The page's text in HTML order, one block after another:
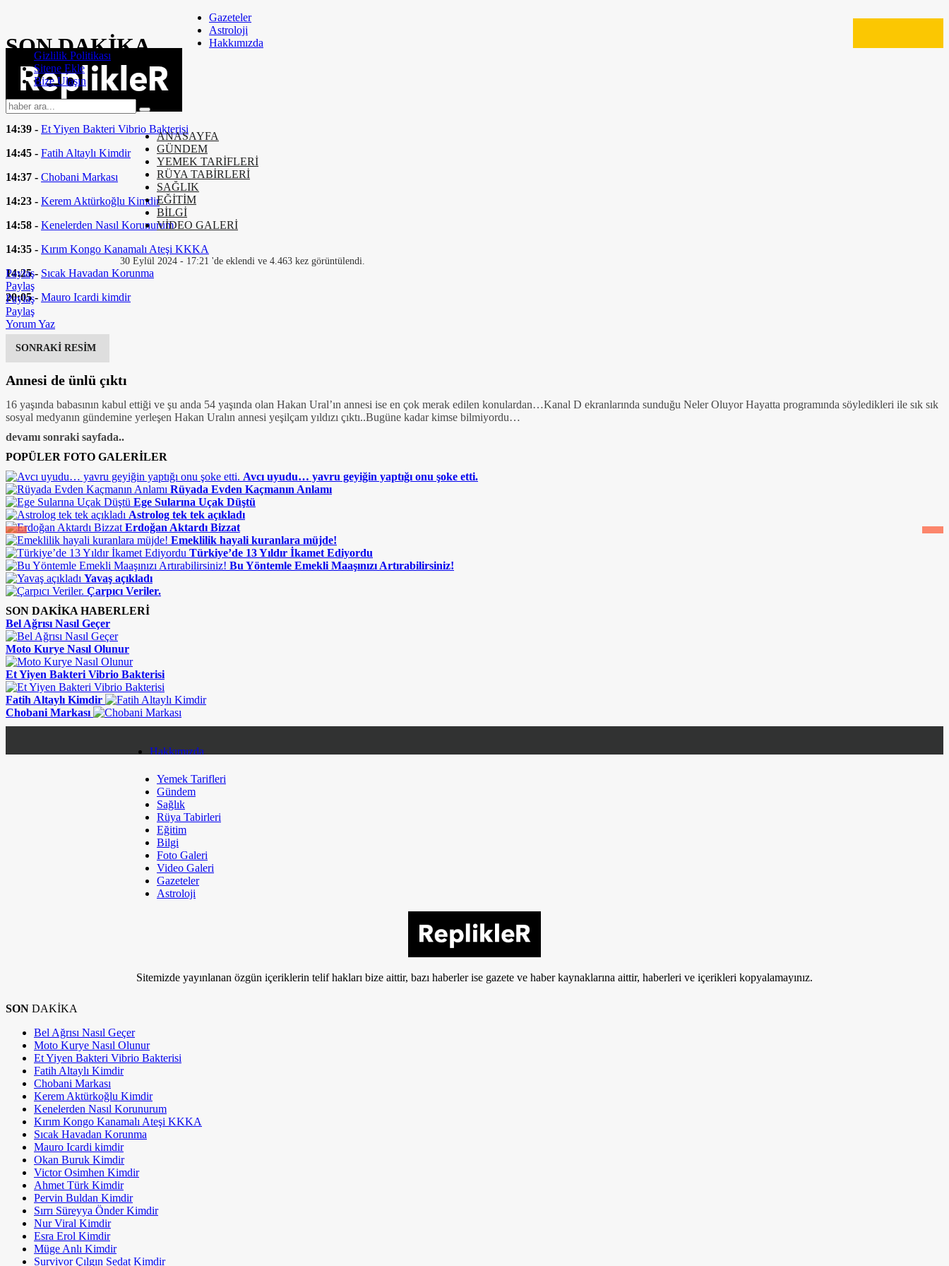
SON DAKİKA
14:58 -Bel Ağrısı Nasıl Geçer
14:44 -Moto Kurye Nasıl Olunur
14:39 - Et Yiyen Bakteri Vibrio Bakterisi
14:45 - Fatih Altaylı Kimdir
14:37 - Chobani Markası
14:23 - Kerem Aktürkoğlu Kimdir
14:58 - Kenelerden Nasıl Korunurum
14:35 - Kırım Kongo Kanamalı Ateşi KKKA
14:25 - Sıcak Havadan Korunma
20:05 - Mauro Icardi kimdir
Gazeteler
Astroloji
Hakkımızda
Gizlilik Politikası
Sitene Ekle
Bize Ulaşın
ANASAYFA
GÜNDEM
YEMEK TARİFLERİ
RÜYA TABİRLERİ
SAĞLIK
EĞİTİM
BİLGİ
VİDEO GALERİ
30 Eylül 2024 - 17:21 'de eklendi ve 4.463 kez görüntülendi.
Paylaş
Paylaş
Paylaş
Paylaş
Yorum Yaz
SONRAKİ RESİM
Annesi de ünlü çıktı
16 yaşında babasının kabul ettiği ve şu anda 54 yaşında olan Hakan Ural’ın annesi ise en çok merak edilen konulardan…Kanal D ekranlarında sunduğu Neler Oluyor Hayatta programında söyledikleri ile sık sık
sosyal medyanın gündemine yerleşen Hakan Uralın annesi yeşilçam yıldızı çıktı..Bugüne kadar kimse bilmiyordu…
devamı sonraki sayfada..
POPÜLER FOTO GALERİLER
Avcı uyudu… yavru geyiğin yaptığı onu şoke etti.
Rüyada Evden Kaçmanın Anlamı
Ege Sularına Uçak Düştü
Astrolog tek tek açıkladı
Erdoğan Aktardı Bizzat
Emeklilik hayali kuranlara müjde!
Türkiye’de 13 Yıldır İkamet Ediyordu
Bu Yöntemle Emekli Maaşınızı Artırabilirsiniz!
Yavaş açıkladı
Çarpıcı Veriler.
SON DAKİKA HABERLERİ
Bel Ağrısı Nasıl Geçer
Moto Kurye Nasıl Olunur
Et Yiyen Bakteri Vibrio Bakterisi
Fatih Altaylı Kimdir
Chobani Markası
Hakkımızda
Gizlilik Politikası
Topluluk Kuralları
Çerez Politikaları
Kullanım Koşulları
Künye
Yemek Tarifleri
Gündem
Sağlık
Rüya Tabirleri
Eğitim
Bilgi
Foto Galeri
Video Galeri
Gazeteler
Astroloji
Sitemizde yayınlanan özgün içeriklerin telif hakları bize aittir, bazı haberler ise gazete ve haber kaynaklarına aittir, haberleri ve içerikleri kopyalamayınız.
SON DAKİKA
Bel Ağrısı Nasıl Geçer
Moto Kurye Nasıl Olunur
Et Yiyen Bakteri Vibrio Bakterisi
Fatih Altaylı Kimdir
Chobani Markası
Kerem Aktürkoğlu Kimdir
Kenelerden Nasıl Korunurum
Kırım Kongo Kanamalı Ateşi KKKA
Sıcak Havadan Korunma
Mauro Icardi kimdir
Okan Buruk Kimdir
Victor Osimhen Kimdir
Ahmet Türk Kimdir
Pervin Buldan Kimdir
Sırrı Süreyya Önder Kimdir
Nur Viral Kimdir
Esra Erol Kimdir
Müge Anlı Kimdir
Survivor Çılgın Sedat Kimdir